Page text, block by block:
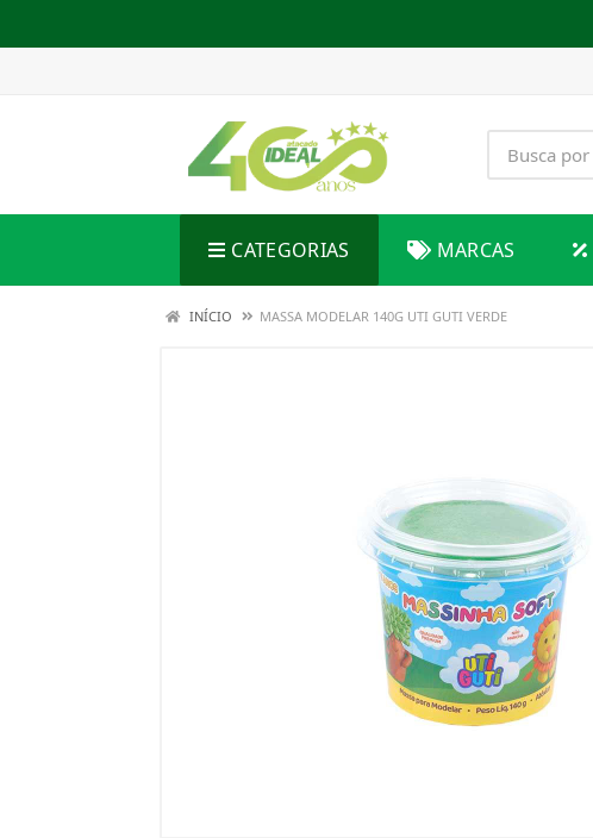
CATEGORIAS MARCAS
INÍCIO MASSA MODELAR 140G UTI GUTI VERDE